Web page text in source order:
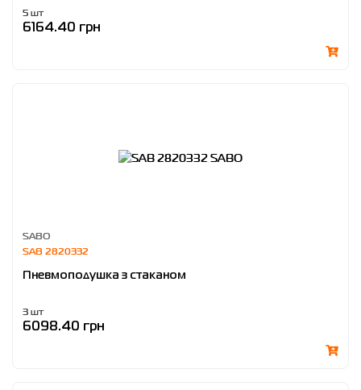
5 шт
6164.40 грн
SABO
SAB 2820332
Пневмоподушка з стаканом
3 шт
6098.40 грн